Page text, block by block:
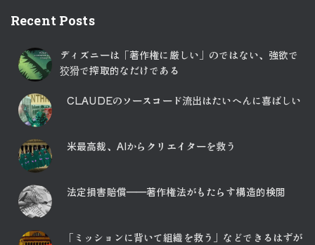
Recent Posts
ディズニーは「著作権に厳しい」のではない、強欲で
狡猾で搾取的なだけである
CLAUDEのソースコード流出はたいへんに喜ばしい
米最高裁、AIからクリエイターを救う
法定損害賠償――著作権法がもたらす構造的検閲
「ミッションに背いて組織を救う」などできるはずが